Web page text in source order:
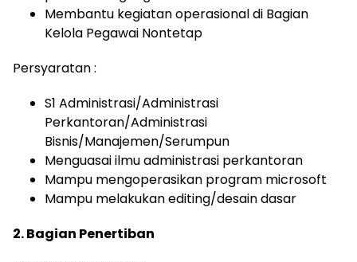
Membantu kegiatan operasional di Bagian
Kelola Pegawai Nontetap
Persyaratan :
S1 Administrasi/Administrasi
Perkantoran/Administrasi
Bisnis/Manajemen/Serumpun
Menguasai ilmu administrasi perkantoran
Mampu mengoperasikan program microsoft
Mampu melakukan editing/desain dasar
2. Bagian Penertiban